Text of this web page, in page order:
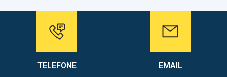
TELEFONE EMAIL